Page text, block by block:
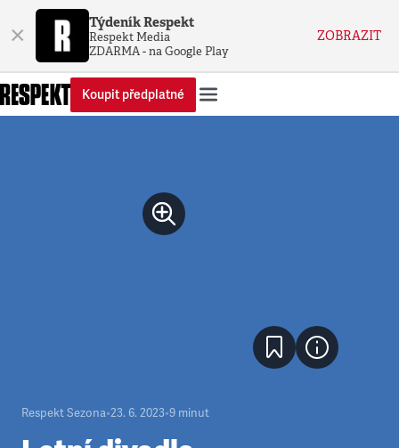
× Týdeník Respekt
Respekt Media
ZDARMA - na Google Play
ZOBRAZIT
Koupit předplatné
Respekt Sezona•23. 6. 2023•9 minut